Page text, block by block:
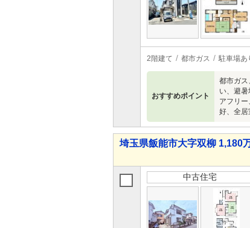
2階建て 都市ガス 駐車場あ
おすすめポイント
都市ガス
い、避
アフリ
好、全居
埼玉県飯能市大字双柳 1,180
中古住宅